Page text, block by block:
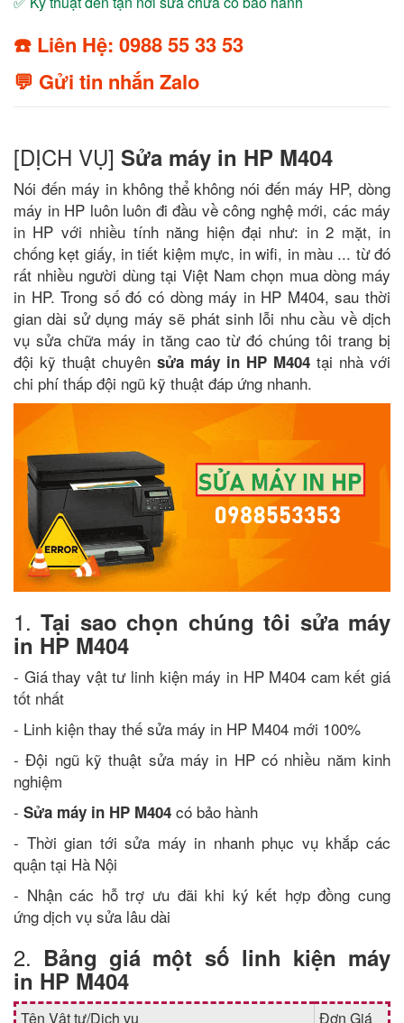
☎️ Liên Hệ: 0988 55 33 53
💬 Gửi tin nhắn Zalo
[DỊCH VỤ] Sửa máy in HP M404
Nói đến máy in không thể không nói đến máy HP, dòng
máy in HP luôn luôn đi đầu về công nghệ mới, các máy
in HP với nhiều tính năng hiện đại như: in 2 mặt, in
chống kẹt giấy, in tiết kiệm mực, in wifi, in màu ... từ đó
rất nhiều người dùng tại Việt Nam chọn mua dòng máy
in HP. Trong số đó có dòng máy in HP M404, sau thời
gian dài sử dụng máy sẽ phát sinh lỗi nhu cầu về dịch
vụ sửa chữa máy in tăng cao từ đó chúng tôi trang bị
đội kỹ thuật chuyên sửa máy in HP M404 tại nhà với
chi phí thấp đội ngũ kỹ thuật đáp ứng nhanh.
1.Tại sao chọn chúng tôi sửa máy
in HP M404
- Giá thay vật tư linh kiện máy in HP M404 cam kết giá
tốt nhất
- Linh kiện thay thế sửa máy in HP M404 mới 100%
- Đội ngũ kỹ thuật sửa máy in HP có nhiều năm kinh
nghiệm
- Sửa máy in HP M404 có bảo hành
- Thời gian tới sửa máy in nhanh phục vụ khắp các
quận tại Hà Nội
- Nhận các hỗ trợ ưu đãi khi ký kết hợp đồng cung
ứng dịch vụ sửa lâu dài
2. Bảng giá một số linh kiện máy
in HP M404
Tên Vật tư/Dịch vụ
Đơn Giá